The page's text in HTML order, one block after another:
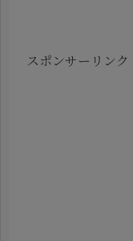
スポンサーリンク